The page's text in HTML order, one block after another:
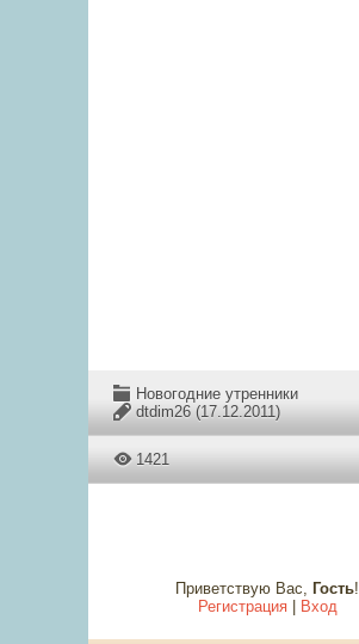
Новогодние утренники
dtdim26 (17.12.2011)
1421
Приветствую Вас, Гость!
Регистрация| Вход